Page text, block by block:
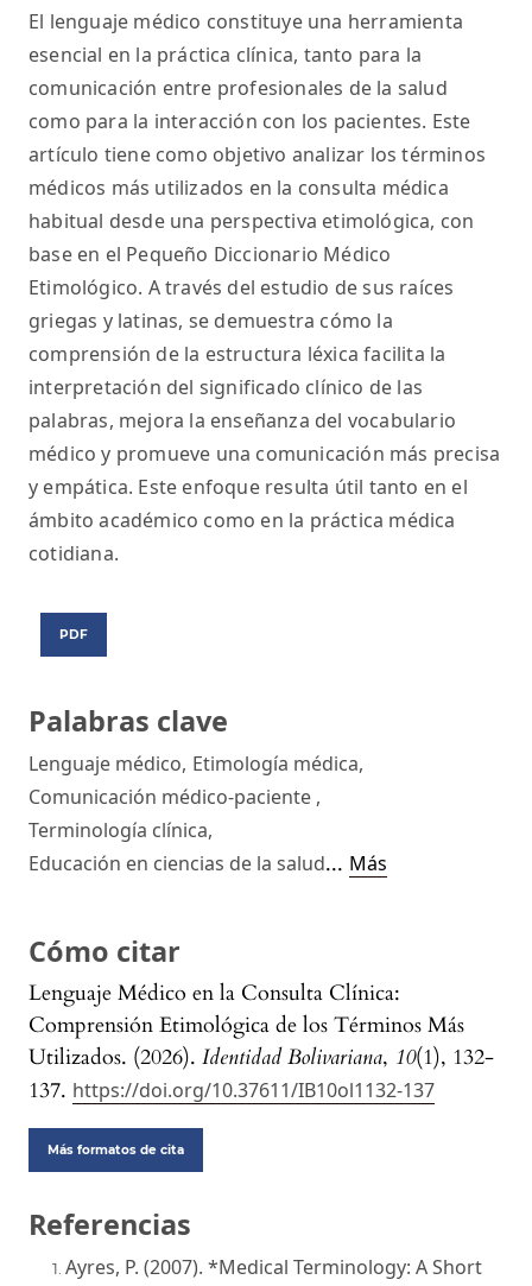
Palabras clave
Lenguaje médico, Etimología médica,
Comunicación médico-paciente ,
Terminología clínica,
Educación en ciencias de la salud... Más
Cómo citar
Lenguaje Médico en la Consulta Clínica:
Comprensión Etimológica de los Términos Más
Utilizados. (2026). Identidad Bolivariana, 10(1), 132-
137. https://doi.org/10.37611/IB10ol1132-137
Más formatos de cita
El lenguaje médico constituye una herramienta
esencial en la práctica clínica, tanto para la
comunicación entre profesionales de la salud
como para la interacción con los pacientes. Este
artículo tiene como objetivo analizar los términos
médicos más utilizados en la consulta médica
habitual desde una perspectiva etimológica, con
base en el Pequeño Diccionario Médico
Etimológico. A través del estudio de sus raíces
griegas y latinas, se demuestra cómo la
comprensión de la estructura léxica facilita la
interpretación del significado clínico de las
palabras, mejora la enseñanza del vocabulario
médico y promueve una comunicación más precisa
y empática. Este enfoque resulta útil tanto en el
ámbito académico como en la práctica médica
cotidiana.
PDF
Referencias
Ayres, P. (2007). *Medical Terminology: A Short